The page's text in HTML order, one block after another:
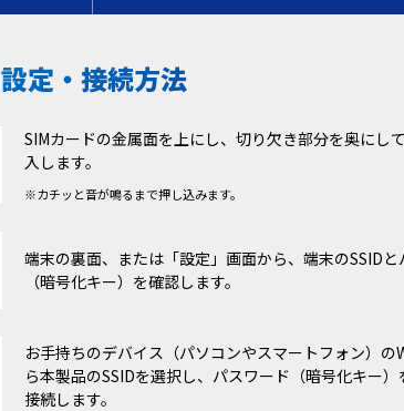
設定・接続方法
SIMカードの金属面を上にし、切り欠き部分を奥にし
入します。
※カチッと音が鳴るまで押し込みます。
端末の裏面、または「設定」画面から、端末のSSIDと
（暗号化キー）を確認します。
お手持ちのデバイス（パソコンやスマートフォン）の
ら本製品のSSIDを選択し、パスワード（暗号化キー）
接続します。